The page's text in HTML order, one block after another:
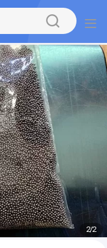
2/2